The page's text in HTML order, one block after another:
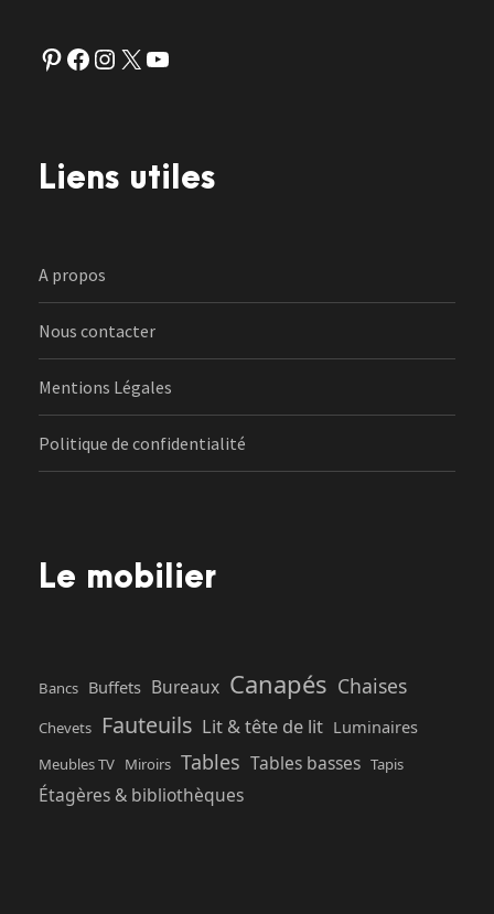
Pinterest Facebook Instagram X YouTube
Liens utiles
A propos
Nous contacter
Mentions Légales
Politique de confidentialité
Le mobilier
Bancs Buffets Bureaux Canapés Chaises
Chevets Fauteuils Lit & tête de lit Luminaires
Meubles TV Miroirs Tables Tables basses Tapis
Étagères & bibliothèques